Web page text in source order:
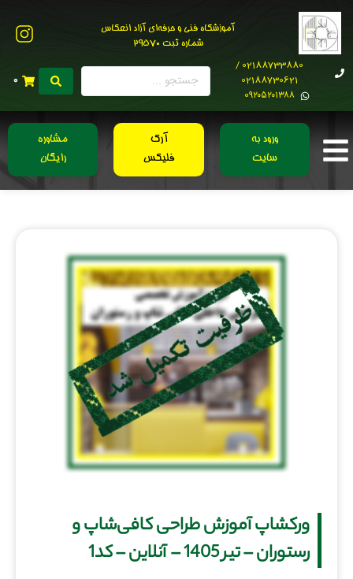
آموزشگاه فنی و حرفه‌ای آزاد انعکاس
شماره ثبت 29570
02188733880 /
02188730621
0۹۲۰۵۲۰۱۳۸۸
0
ورود به
سایت
آرک
فلیکس
مشاوره
رایگان
ورکشاپ آموزش طراحی کافی‌شاپ و
رستوران – تیر 1405 – آنلاین – کد1